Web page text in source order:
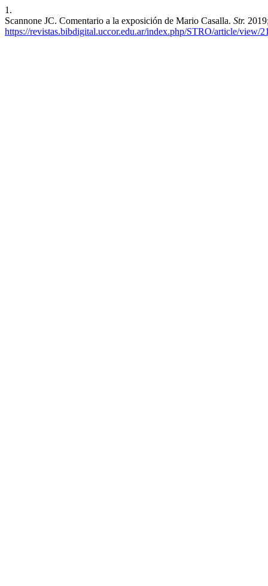
1.
Scannone JC. Comentario a la exposición de Mario Casalla. Str.
https://revistas.bibdigital.uccor.edu.ar/index.php/STRO/article/view/